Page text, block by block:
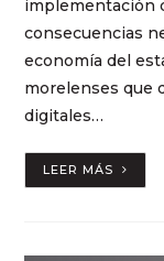
implementación
consecuencias
economía del
morelenses que
digitales…
LEER MÁS